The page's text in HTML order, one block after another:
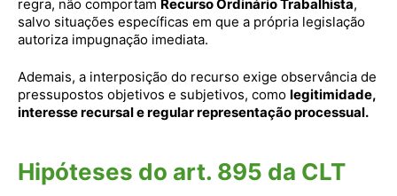
regra, não comportam Recurso Ordinário Trabalhista,
salvo situações específicas em que a própria legislação
autoriza impugnação imediata.
Ademais, a interposição do recurso exige observância de
pressupostos objetivos e subjetivos, como legitimidade,
interesse recursal e regular representação processual.
Hipóteses do art. 895 da CLT